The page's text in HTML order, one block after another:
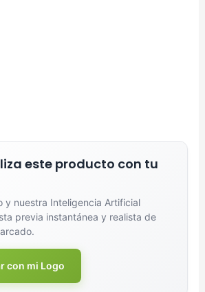
este producto con tu
y nuestra Inteligencia Artificial
previa instantánea y realista de
con mi Logo